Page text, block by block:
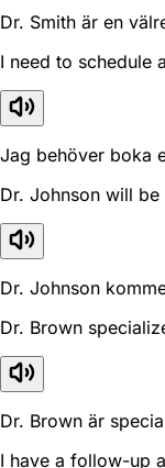
Dr. Smith är en
I need to schedule
Jag behöver boka
Dr. Johnson will
Dr. Johnson
Dr. Brown
Dr. Brown är
I have a follow-up